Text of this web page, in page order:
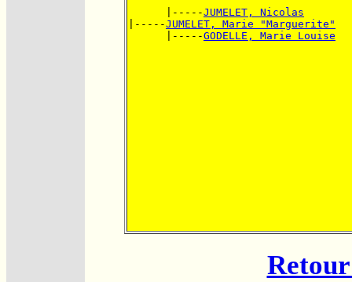
      |-----
JUMELET, Nicolas
|-----JUMELET, Marie "Marguerite"
      |-----
GODELLE, Marie Louise